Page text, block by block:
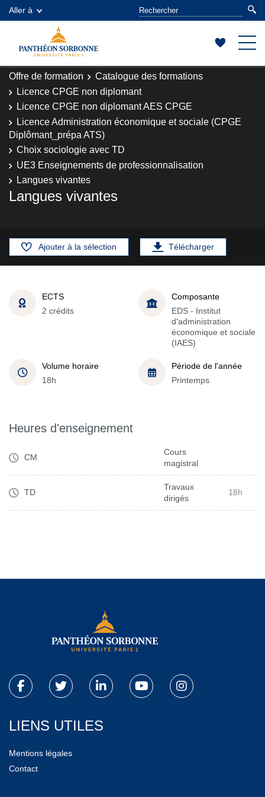
Aller à
Offre de formation
Catalogue des formations
Licence CPGE non diplomant
Licence CPGE non diplomant AES CPGE
Licence Administration économique et sociale (CPGE
Diplômant_prépa ATS)
Choix sociologie avec TD
UE3 Enseignements de professionnalisation
Langues vivantes
Langues vivantes
Ajouter à la sélection Télécharger
ECTS
2 crédits
Composante
EDS - Institut
d'administration
économique et sociale
(IAES)
Volume horaire
18h
Période de l'année
Printemps
Heures d'enseignement
CM
Cours
magistral
TD
Travaux
dirigés
18h
LIENS UTILES
Mentions légales
Contact